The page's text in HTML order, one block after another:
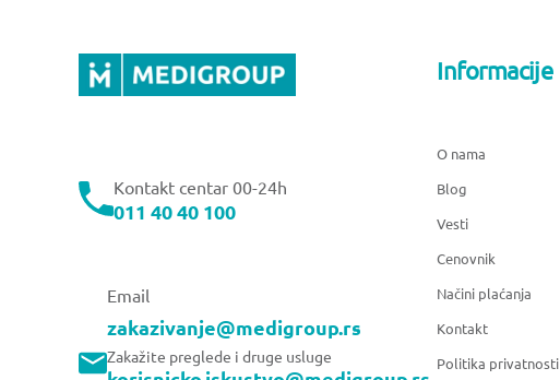
Kontakt centar 00-24h
011 40 40 100
Email
zakazivanje@medigroup.rs
Zakažite preglede i druge usluge
Informacije
O nama
Blog
Vesti
Cenovnik
Načini plaćanja
Kontakt
Politika privatnosti